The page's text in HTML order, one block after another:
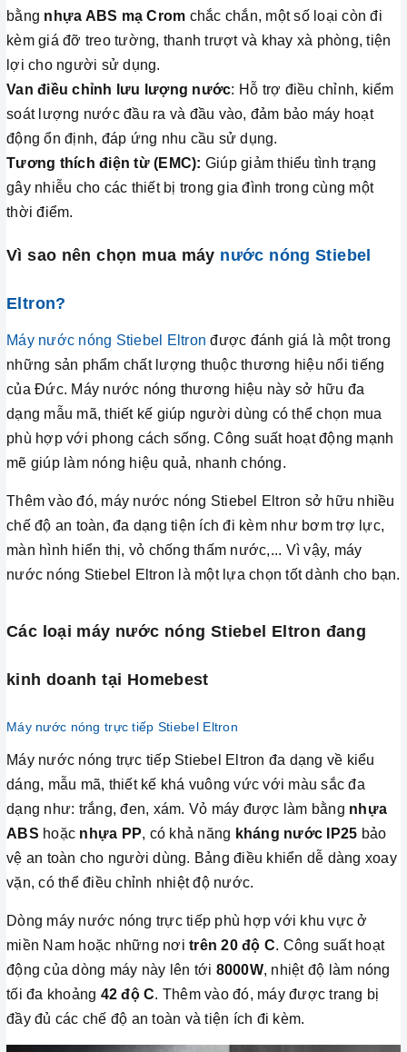
bằng nhựa ABS mạ Crom chắc chắn, một số loại còn đi
kèm giá đỡ treo tường, thanh trượt và khay xà phòng, tiện
lợi cho người sử dụng.
Van điều chỉnh lưu lượng nước: Hỗ trợ điều chỉnh, kiểm
soát lượng nước đầu ra và đầu vào, đảm bảo máy hoạt
động ổn định, đáp ứng nhu cầu sử dụng.
Tương thích điện từ (EMC): Giúp giảm thiểu tình trạng
gây nhiễu cho các thiết bị trong gia đình trong cùng một
thời điểm.
Vì sao nên chọn mua máy nước nóng Stiebel
Eltron?
Máy nước nóng Stiebel Eltron được đánh giá là một trong
những sản phẩm chất lượng thuộc thương hiệu nổi tiếng
của Đức. Máy nước nóng thương hiệu này sở hữu đa
dạng mẫu mã, thiết kế giúp người dùng có thể chọn mua
phù hợp với phong cách sống. Công suất hoạt động mạnh
mẽ giúp làm nóng hiệu quả, nhanh chóng.
Thêm vào đó, máy nước nóng Stiebel Eltron sở hữu nhiều
chế độ an toàn, đa dạng tiện ích đi kèm như bơm trợ lực,
màn hình hiển thị, vỏ chống thấm nước,... Vì vậy, máy
nước nóng Stiebel Eltron là một lựa chọn tốt dành cho bạn.
Các loại máy nước nóng Stiebel Eltron đang
kinh doanh tại Homebest
Máy nước nóng trực tiếp Stiebel Eltron
Máy nước nóng trực tiếp Stiebel Eltron đa dạng về kiểu
dáng, mẫu mã, thiết kế khá vuông vức với màu sắc đa
dạng như: trắng, đen, xám. Vỏ máy được làm bằng nhựa
ABS hoặc nhựa PP, có khả năng kháng nước IP25 bảo
vệ an toàn cho người dùng. Bảng điều khiển dễ dàng xoay
vặn, có thể điều chỉnh nhiệt độ nước.
Dòng máy nước nóng trực tiếp phù hợp với khu vực ở
miền Nam hoặc những nơi trên 20 độ C. Công suất hoạt
động của dòng máy này lên tới 8000W, nhiệt độ làm nóng
tối đa khoảng 42 độ C. Thêm vào đó, máy được trang bị
đầy đủ các chế độ an toàn và tiện ích đi kèm.